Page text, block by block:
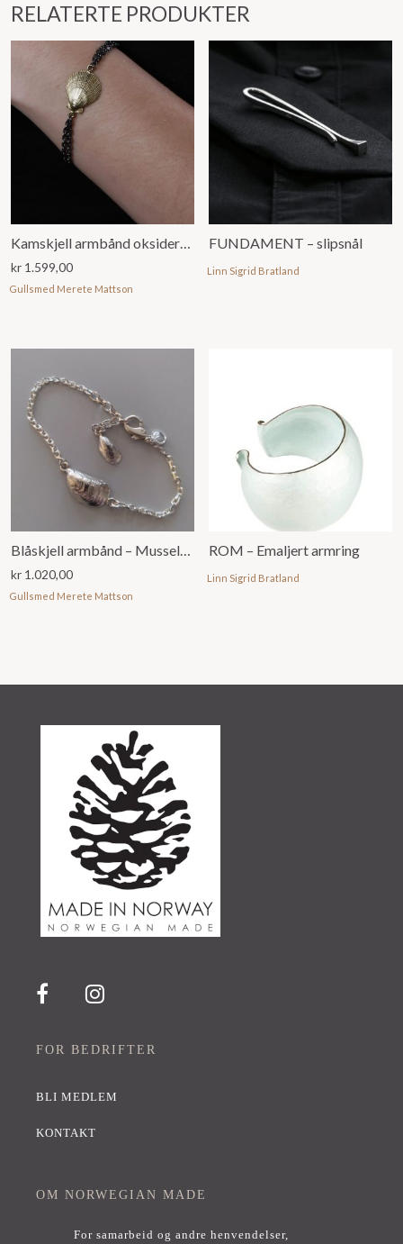
RELATERTE PRODUKTER
Kamskjell armbånd oksidert og forgylt
kr 1.599,00
Gullsmed Merete Mattson
FUNDAMENT – slipsnål
Linn Sigrid Bratland
Blåskjell armbånd – Mussels bracelet
kr 1.020,00
Gullsmed Merete Mattson
ROM – Emaljert armring
Linn Sigrid Bratland
FOR BEDRIFTER
BLI MEDLEM
KONTAKT
OM NORWEGIAN MADE
For samarbeid og andre henvendelser,